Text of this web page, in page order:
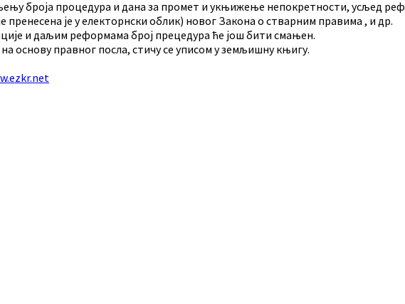
броја процедура и дана за промет и укњижење непокретности, усљед
је у електорнски облик) новог Закона о стварним правима , и др.
и даљим реформама број прецедура ће још бити смањен.
основу правног посла, стичу се уписом у земљишну књигу.